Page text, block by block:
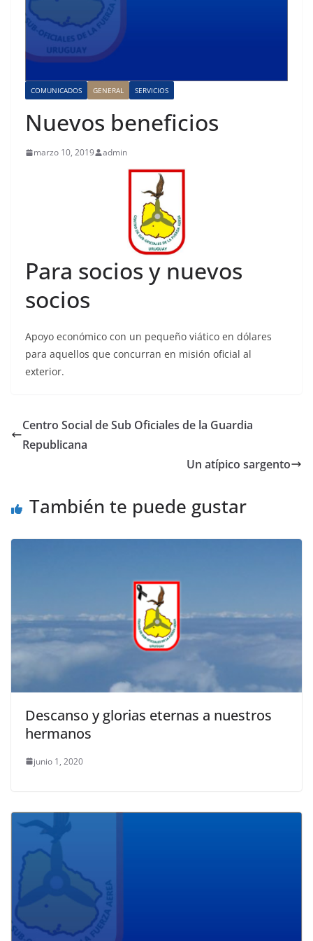
COMUNICADOS GENERAL SERVICIOS
Nuevos beneficios
marzo 10, 2019 admin
Para socios y nuevos
socios
Apoyo económico con un pequeño viático en dólares
para aquellos que concurran en misión oficial al
exterior.
Centro Social de Sub Oficiales de la Guardia
Republicana
Un atípico sargento
También te puede gustar
Descanso y glorias eternas a nuestros
hermanos
junio 1, 2020